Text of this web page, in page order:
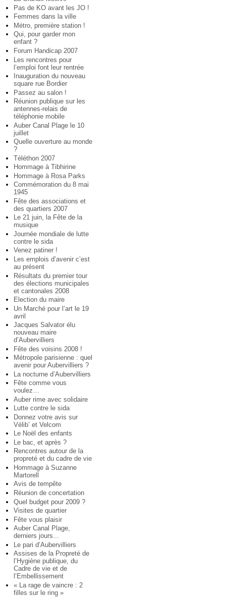
Pas de KO avant les JO !
Femmes dans la ville
Métro, première station !
Qui, pour garder mon
enfant ?
Forum Handicap 2007
Les rencontres pour
l’emploi font leur rentrée
Inauguration du nouveau
square rue Bordier
Passez au salon !
Réunion publique sur les
antennes-relais de
téléphonie mobile
Auber Canal Plage le 10
juillet
Quelle ouverture au monde
?
Téléthon 2007
Hommage à Tibhirine
Hommage à Rosa Parks
Commémoration du 8 mai
1945
Fête des associations et
des quartiers 2007
Le 21 juin, la Fête de la
musique
Journée mondiale de lutte
contre le sida
Venez patiner !
Les emplois d’avenir c’est
au présent
Résultats du premier tour
des élections municipales
et cantonales 2008
Election du maire
Un Marché pour l’art le 19
avril
Jacques Salvator élu
nouveau maire
d’Aubervilliers
Fête des voisins 2008 !
Métropole parisienne : quel
avenir pour Aubervilliers ?
La nocturne d’Aubervilliers
Fête comme vous
voulez…
Auber rime avec solidaire
Lutte contre le sida
Donnez votre avis sur
Vélib’ et Velcom
Le Noël des enfants
Le bac, et après ?
Rencontres autour de la
propreté et du cadre de vie
Hommage à Suzanne
Martorell
Avis de tempête
Réunion de concertation
Quel budget pour 2009 ?
Visites de quartier
Fête vous plaisir
Auber Canal Plage,
derniers jours...
Le pari d’Aubervilliers
Assises de la Propreté de
l’Hygiène publique, du
Cadre de vie et de
l’Embellissement
« La rage de vaincre : 2
filles sur le ring »